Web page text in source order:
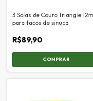
3 Solas de Couro Triangle
para tacos de sinuca
R$89,90